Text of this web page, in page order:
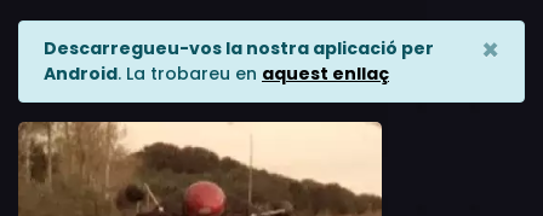
Descarregueu-vos la nostra aplicació per
Android. La trobareu en aquest enllaç
×